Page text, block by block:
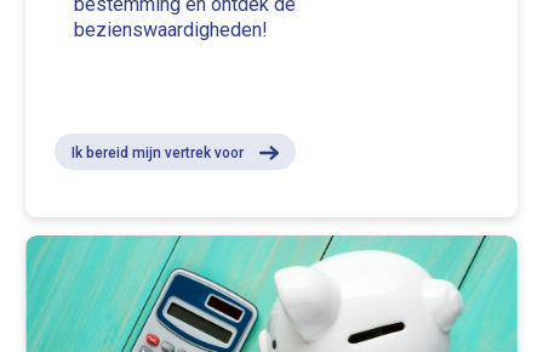
bestemming en ontdek de
bezienswaardigheden!
Ik bereid mijn vertrek voor